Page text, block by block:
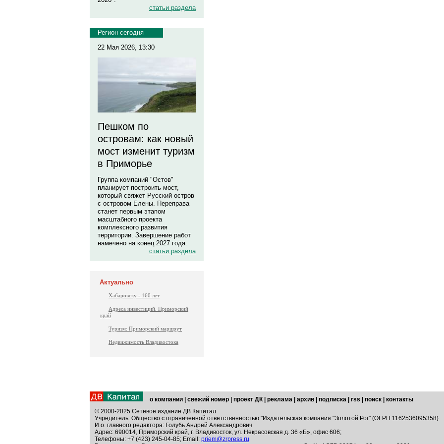
статьи раздела
Регион сегодня
22 Мая 2026, 13:30
Пешком по
островам: как новый
мост изменит туризм
в Приморье
Группа компаний "Остов"
планирует построить мост,
который свяжет Русский остров
с островом Елены. Переправа
станет первым этапом
масштабного проекта
комплексного развития
территории. Завершение работ
намечено на конец 2027 года.
статьи раздела
Актуально
Хабаровску - 160 лет
Адреса инвестиций. Приморский
край
Туризм: Приморский маршрут
Недвижимость Владивостока
о компании свежий номер проект ДК реклама архив подписка rss поиск
контакты
© 2000-2025 Сетевое издание ДВ Капитал
Учредитель: Общество с ограниченной ответственностью "Издательская компания "Золотой Рог" (ОГРН 1162536095358)
И.о. главного редактора: Голубь Андрей Александрович
Адрес: 690014, Приморский край, г. Владивосток, ул. Некрасовская д. 36 «Б», офис 606;
Телефоны: +7 (423) 245-04-85; Email: priem@zrpress.ru